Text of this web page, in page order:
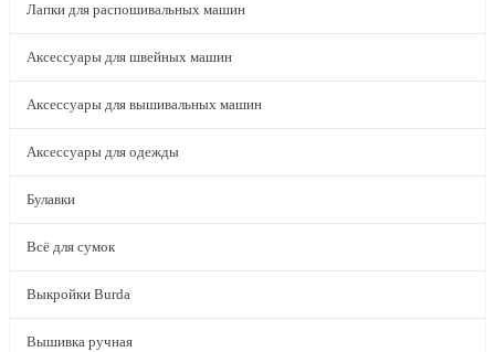
Лапки для распошивальных машин
Аксессуары для швейных машин
Аксессуары для вышивальных машин
Аксессуары для одежды
Булавки
Всё для сумок
Выкройки Burda
Вышивка ручная